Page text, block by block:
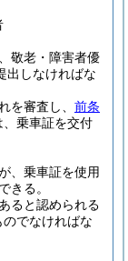
敬老・障害者優
出しなければな
を審査し、 前条
乗車証を交付
、乗車証を使用
きる。
ると認められる
でなければな